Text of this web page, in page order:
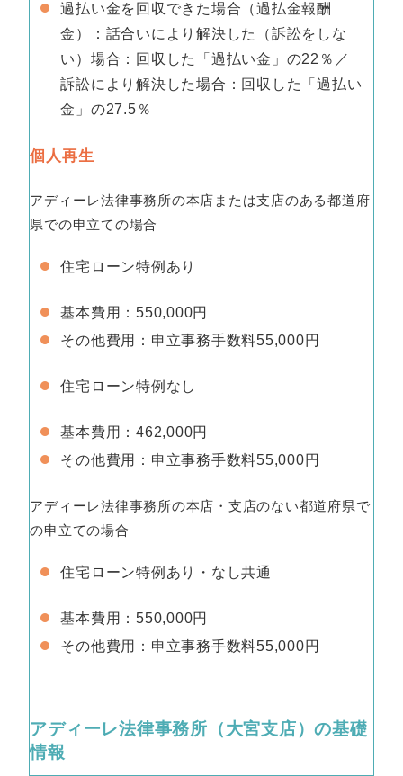
過払い金を回収できた場合（過払金報酬
金）：話合いにより解決した（訴訟をしな
い）場合：回収した「過払い金」の22％／
訴訟により解決した場合：回収した「過払い
金」の27.5％
個人再生
アディーレ法律事務所の本店または支店のある都道府
県での申立ての場合
住宅ローン特例あり
基本費用：550,000円
その他費用：申立事務手数料55,000円
住宅ローン特例なし
基本費用：462,000円
その他費用：申立事務手数料55,000円
アディーレ法律事務所の本店・支店のない都道府県で
の申立ての場合
住宅ローン特例あり・なし共通
基本費用：550,000円
その他費用：申立事務手数料55,000円
アディーレ法律事務所（大宮支店）の基礎
情報